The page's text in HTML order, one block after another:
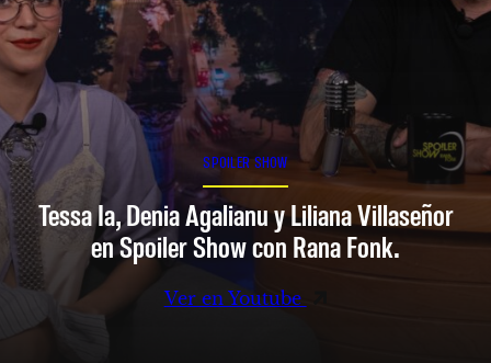
SPOILER SHOW
Tessa Ia, Denia Agalianu y Liliana Villaseñor
en Spoiler Show con Rana Fonk.
Ver en Youtube